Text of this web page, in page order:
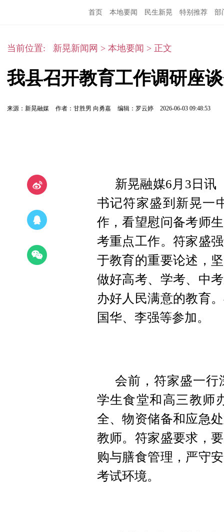
首页 本地要闻 民生新晃 特别推荐 部
当前位置: 新晃新闻网 > 本地要闻 > 正文
我县召开教育工作调研座
来源：新晃融媒 作者：甘胜男 向勇嘉 编辑：罗云婷 2026-06-03 09:48:53
新晃融媒6月3日讯
书记符家盛到新晃一
作，看望慰问备考师
考重点工作。符家盛
于教育的重要论述，
做好高考、学考、中
办好人民满意的教育
国华、李强等参加。
会前，符家盛一行
学生食堂和高三教师
全、物资储备和应急
教师。符家盛要求，
购与膳食管理，严守
考试环境。